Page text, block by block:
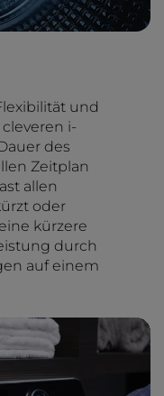
und
i-
des
Zeitplan
allen
oder
kürzere
durch
auf einem